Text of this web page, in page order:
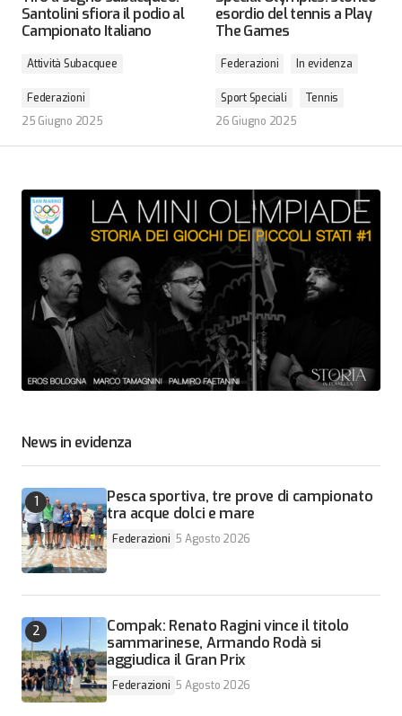
Santolini sfiora il podio al
Campionato Italiano
Attività Subacquee
Federazioni
25 Giugno 2025
esordio del tennis a Play
The Games
Federazioni In evidenza
Sport Speciali
Tennis
26 Giugno 2025
News in evidenza
Pesca sportiva, tre prove di campionato
tra acque dolci e mare
Federazioni 5 Agosto 2026
Compak: Renato Ragini vince il titolo
sammarinese, Armando Rodà si
aggiudica il Gran Prix
Federazioni 5 Agosto 2026